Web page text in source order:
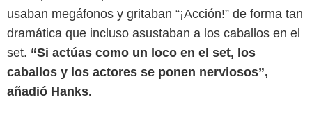
usaban megáfonos y gritaban “¡Acción!” de forma tan
dramática que incluso asustaban a los caballos en el
set. “Si actúas como un loco en el set, los
caballos y los actores se ponen nerviosos”,
añadió Hanks.